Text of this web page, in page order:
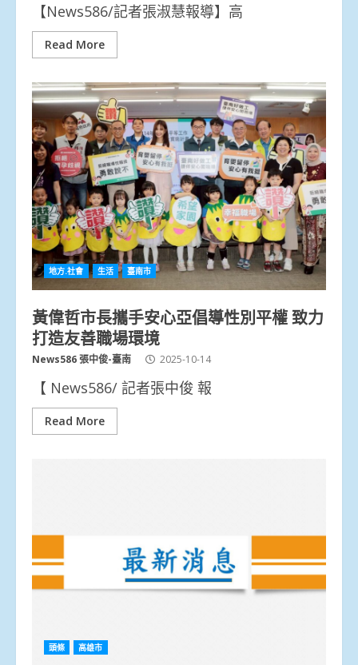
【News586/記者張淑慧報導】高
Read More
地方.社會 生活 臺南市
黃偉哲市長攜手安心亞倡導性別平權 致力
打造友善職場環境
News586 張中俊-臺南 2025-10-14
【 News586/ 記者張中俊 報
Read More
頭條 高雄市